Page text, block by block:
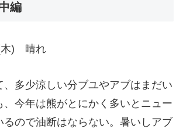
編
木) 晴れ
、多少涼しい分ブユやアブはまだい
、今年は熊がとにかく多いとニュー
るので油断はならない。暑いしアブ